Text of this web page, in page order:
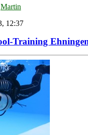
Martin
12:37
Training